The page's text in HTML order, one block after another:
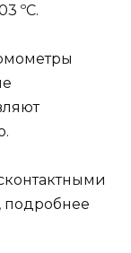
ºС.
подробнее